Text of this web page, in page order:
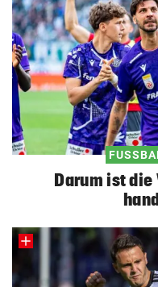
Darum ist